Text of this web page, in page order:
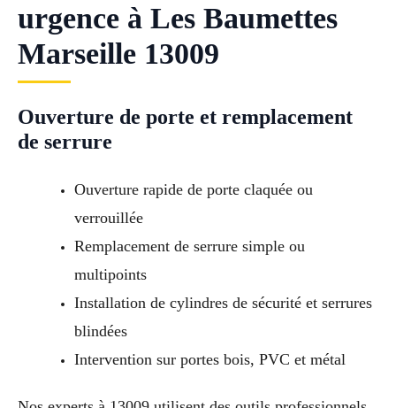
urgence à Les Baumettes
Marseille 13009
Ouverture de porte et remplacement
de serrure
Ouverture rapide de porte claquée ou
verrouillée
Remplacement de serrure simple ou
multipoints
Installation de cylindres de sécurité et serrures
blindées
Intervention sur portes bois, PVC et métal